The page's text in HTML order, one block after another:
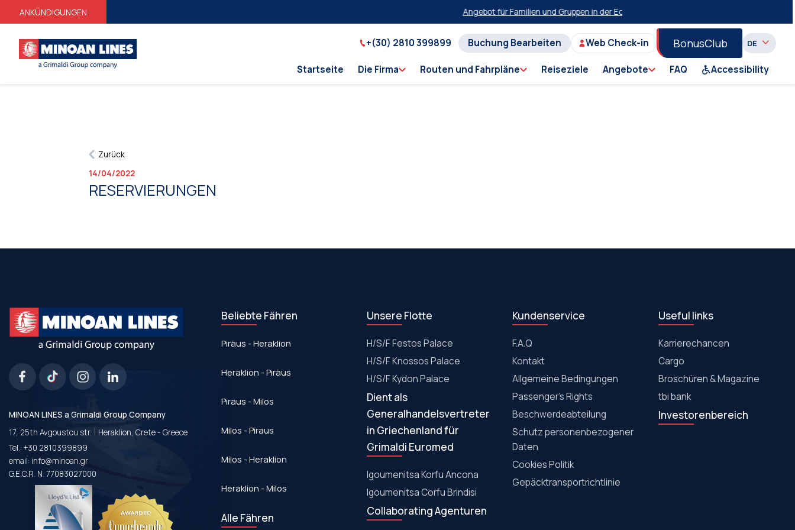
ANKÜNDIGUNGEN Angebot für Familien und Gruppen in der Economy-Klasse auf der Strecke Piraeus-Milos-
+(30) 2810 399899 Buchung Bearbeiten Web Check-in BonusClub
Startseite Die Firma Routen und Fahrpläne Reiseziele Angebote FAQ Accessibility
Zurück
14/04/2022
RESERVIERUNGEN
MINOAN LINES a Grimaldi Group Company
17, 25th Avgoustou str. | Heraklion, Crete - Greece
Tel.: +30 2810399899
email: info@minoan.gr
G.E.C.R. N. 77083027000
Beliebte Fähren
Piräus - Heraklion
Heraklion - Piräus
Piraus - Milos
Milos - Piraus
Milos - Heraklion
Heraklion - Milos
Alle Fähren
Unsere Flotte
Η/S/F Festos Palace
H/S/F Knossos Palace
Η/S/F Kydon Palace
Dient als
Generalhandelsvertreter
in Griechenland für
Grimaldi Euromed
Igoumenitsa Korfu Ancona
Igoumenitsa Corfu Brindisi
Collaborating Agenturen
Kundenservice
F.A.Q
Kontakt
Allgemeine Bedingungen
Passenger's Rights
Beschwerdeabteilung
Schutz personenbezogener
Daten
Cookies Politik
Gepäcktransportrichtlinie
Useful links
Karrierechancen
Cargo
Broschüren & Magazine
tbi bank
Investorenbereich